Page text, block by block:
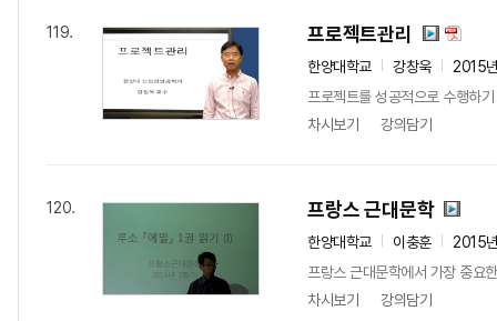
119. 프로젝트관리
한양대학교 강창욱
2015
프로젝트를 성공적으로 수행하
차시보기
강의담기
120. 프랑스 근대문학
한양대학교 이충훈
2015
프랑스 근대문학에서 가장 중요
차시보기
강의담기